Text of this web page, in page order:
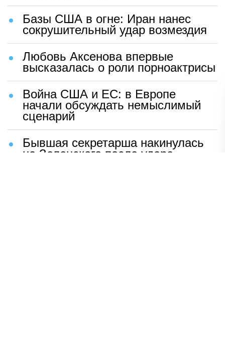
Базы США в огне: Иран нанес
сокрушительный удар возмездия
Любовь Аксенова впервые
высказалась о роли порноактрисы
Война США и ЕС: в Европе
начали обсуждать немыслимый
сценарий
Бывшая секретарша накинулась
на Зеленского после удара